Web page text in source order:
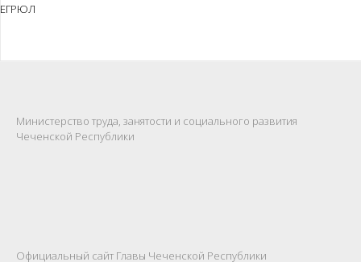
ЕГРЮЛ
Министерство труда, занятости и социального развития
Чеченской Республики
Официальный сайт Главы Чеченской Республики